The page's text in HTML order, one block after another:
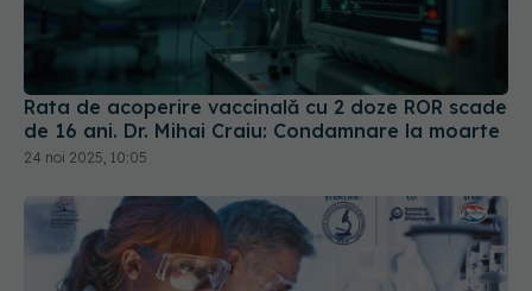
Rata de acoperire vaccinală cu 2 doze ROR scade
de 16 ani. Dr. Mihai Craiu: Condamnare la moarte
24 noi 2025, 10:05